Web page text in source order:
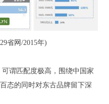
省网/2015年)
谓匹配度极高，围绕中国家
态的同时对东古品牌留下深